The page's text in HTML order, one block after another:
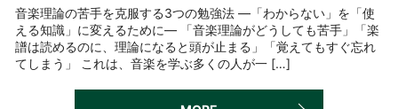
音楽理論の苦手を克服する3つの勉強法 ―「わからない」を「使
える知識」に変えるために― 「音楽理論がどうしても苦手」「楽
譜は読めるのに、理論になると頭が止まる」「覚えてもすぐ忘れ
てしまう」 これは、音楽を学ぶ多くの人が一 […]